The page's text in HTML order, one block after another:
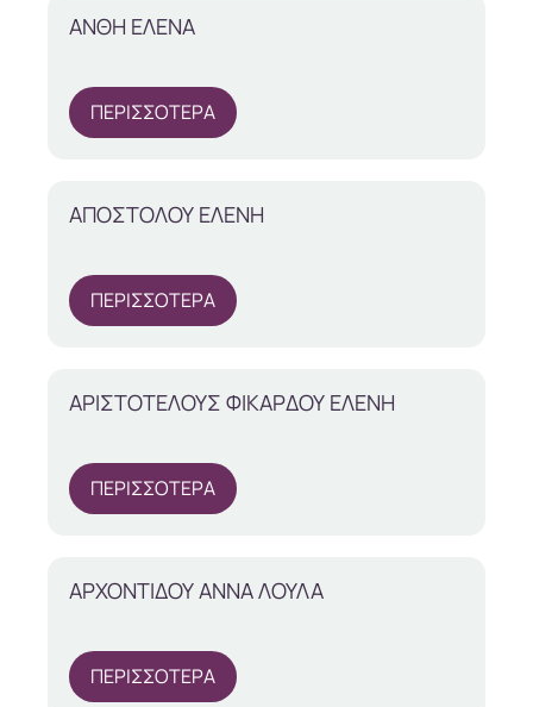
ΑΝΘΗ ΕΛΕΝΑ
ΠΕΡΙΣΣΟΤΕΡΑ
ΑΠΟΣΤΟΛΟΥ ΕΛΕΝΗ
ΠΕΡΙΣΣΟΤΕΡΑ
ΑΡΙΣΤΟΤΕΛΟΥΣ ΦΙΚΑΡΔΟΥ ΕΛΕΝΗ
ΠΕΡΙΣΣΟΤΕΡΑ
ΑΡΧΟΝΤΙΔΟΥ ΑΝΝΑ ΛΟΥΛΑ
ΠΕΡΙΣΣΟΤΕΡΑ